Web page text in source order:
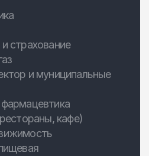
страхование
и муниципальные
кафе)